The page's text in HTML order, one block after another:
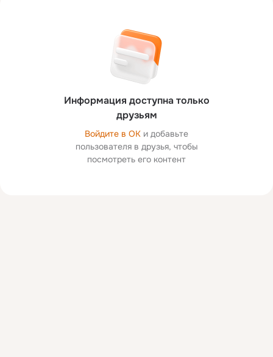
Информация доступна только
друзьям
Войдите в ОК и добавьте
пользователя в друзья, чтобы
посмотреть его контент